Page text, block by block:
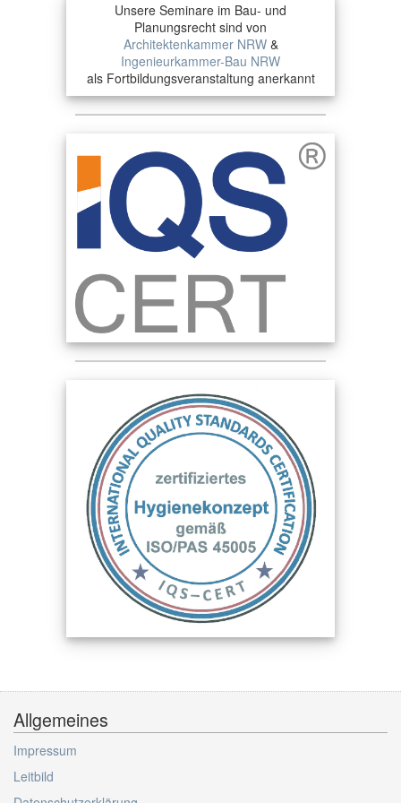
Unsere Seminare im Bau- und
Planungsrecht sind von
Architektenkammer NRW&
Ingenieurkammer-Bau NRW
als Fortbildungsveranstaltung anerkannt
Allgemeines
Impressum
Leitbild